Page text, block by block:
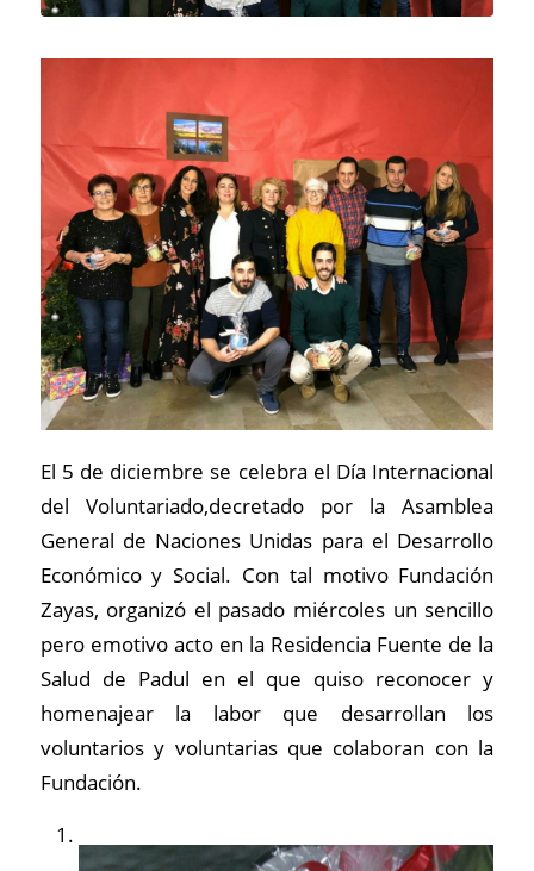
El 5 de diciembre se celebra el Día Internacional
del Voluntariado,decretado por la Asamblea
General de Naciones Unidas para el Desarrollo
Económico y Social. Con tal motivo Fundación
Zayas, organizó el pasado miércoles un sencillo
pero emotivo acto en la Residencia Fuente de la
Salud de Padul en el que quiso reconocer y
homenajear la labor que desarrollan los
voluntarios y voluntarias que colaboran con la
Fundación.